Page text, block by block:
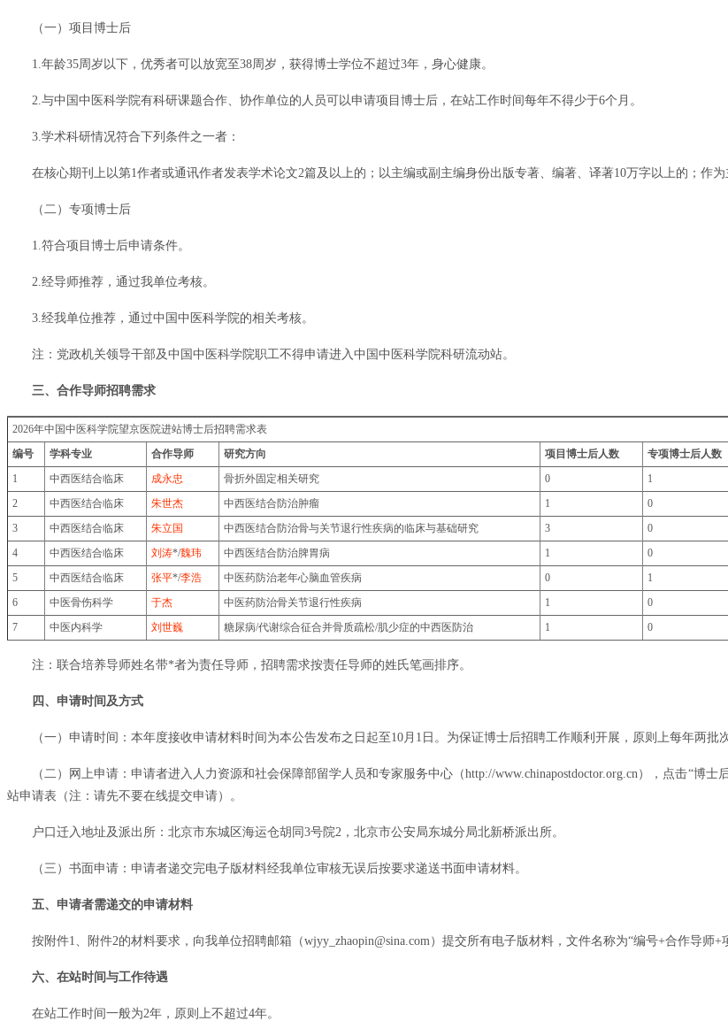
（一）项目博士后
1.年龄35周岁以下，优秀者可以放宽至38周岁，获得博士学位不超过3年，身心健康。
2.与中国中医科学院有科研课题合作、协作单位的人员可以申请项目博士后，在站工作时间每年不得少于6个月。
3.学术科研情况符合下列条件之一者：
在核心期刊上以第1作者或通讯作者发表学术论文2篇及以上的；以主编或副主编身份出版专著、编著、译著10万字以上的；作
（二）专项博士后
1.符合项目博士后申请条件。
2.经导师推荐，通过我单位考核。
3.经我单位推荐，通过中国中医科学院的相关考核。
注：党政机关领导干部及中国中医科学院职工不得申请进入中国中医科学院科研流动站。
三、合作导师招聘需求
2026年中国中医科学院望京医院进站博士后招聘需求表
编号
学科专业 合作导师 研究方向 项目博士后人数
专项博士后人数
1
中西医结合临床 成永忠 骨折外固定相关研究 0
1
2
中西医结合临床 朱世杰 中西医结合防治肿瘤 1
0
3
中西医结合临床 朱立国 中西医结合防治骨与关节退行性疾病的临床与基础研究 3
0
4
中西医结合临床 刘涛*/魏玮 中西医结合防治脾胃病 1
0
5
中西医结合临床 张平*/李浩 中医药防治老年心脑血管疾病 0
1
6
中医骨伤科学 于杰 中医药防治骨关节退行性疾病 1
0
7
中医内科学 刘世巍 糖尿病/代谢综合征合并骨质疏松/肌少症的中西医防治 1 0
注：联合培养导师姓名带*者为责任导师，招聘需求按责任导师的姓氏笔画排序。
四、申请时间及方式
（一）申请时间：本年度接收申请材料时间为本公告发布之日起至10月1日。为保证博士后招聘工作顺利开展，原则上每年两批
（二）网上申请：申请者进入人力资源和社会保障部留学人员和专家服务中心（http://www.chinapostdoctor.org.cn），点击“博
站申请表（注：请先不要在线提交申请）。
户口迁入地址及派出所：北京市东城区海运仓胡同3号院2，北京市公安局东城分局北新桥派出所。
（三）书面申请：申请者递交完电子版材料经我单位审核无误后按要求递送书面申请材料。
五、申请者需递交的申请材料
按附件1、附件2的材料要求，向我单位招聘邮箱（wjyy_zhaopin@sina.com）提交所有电子版材料，文件名称为“编号+合作导师
六、在站时间与工作待遇
在站工作时间一般为2年，原则上不超过4年。